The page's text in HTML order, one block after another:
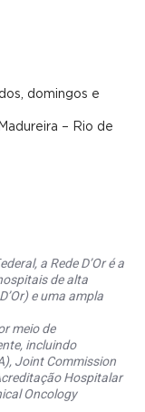
domingos e
– Rio de
a Rede D’Or é a
de alta
e uma ampla
meio de
incluindo
Joint Commission
Hospitalar
Oncology